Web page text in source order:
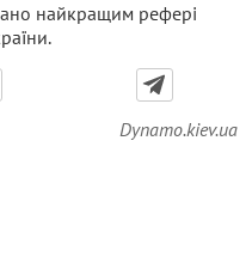
найкращим рефері
Dynamo.kiev.ua